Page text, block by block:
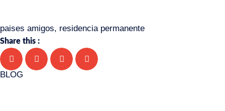
paises amigos, residencia permanente
Share this :
BLOG